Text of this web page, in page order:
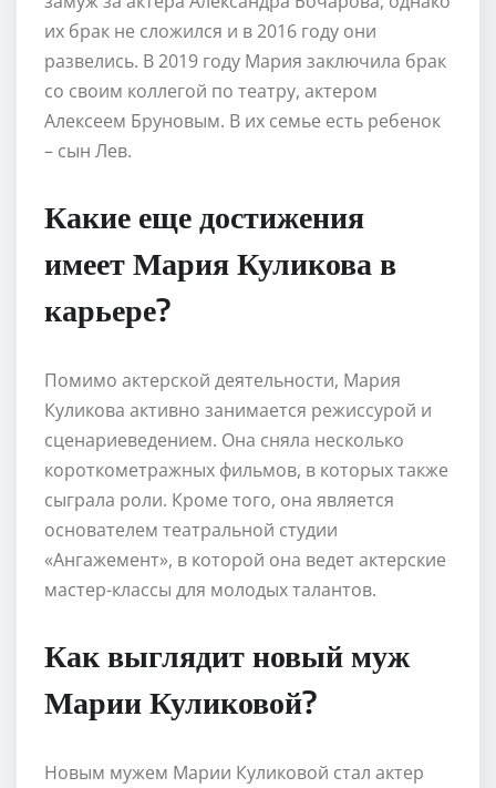
их брак не сложился и в 2016 году они
развелись. В 2019 году Мария заключила брак
со своим коллегой по театру, актером
Алексеем Бруновым. В их семье есть ребенок
– сын Лев.
Какие еще достижения
имеет Мария Куликова в
карьере?
Помимо актерской деятельности, Мария
Куликова активно занимается режиссурой и
сценариеведением. Она сняла несколько
короткометражных фильмов, в которых также
сыграла роли. Кроме того, она является
основателем театральной студии
«Ангажемент», в которой она ведет актерские
мастер-классы для молодых талантов.
Как выглядит новый муж
Марии Куликовой?
Новым мужем Марии Куликовой стал актер